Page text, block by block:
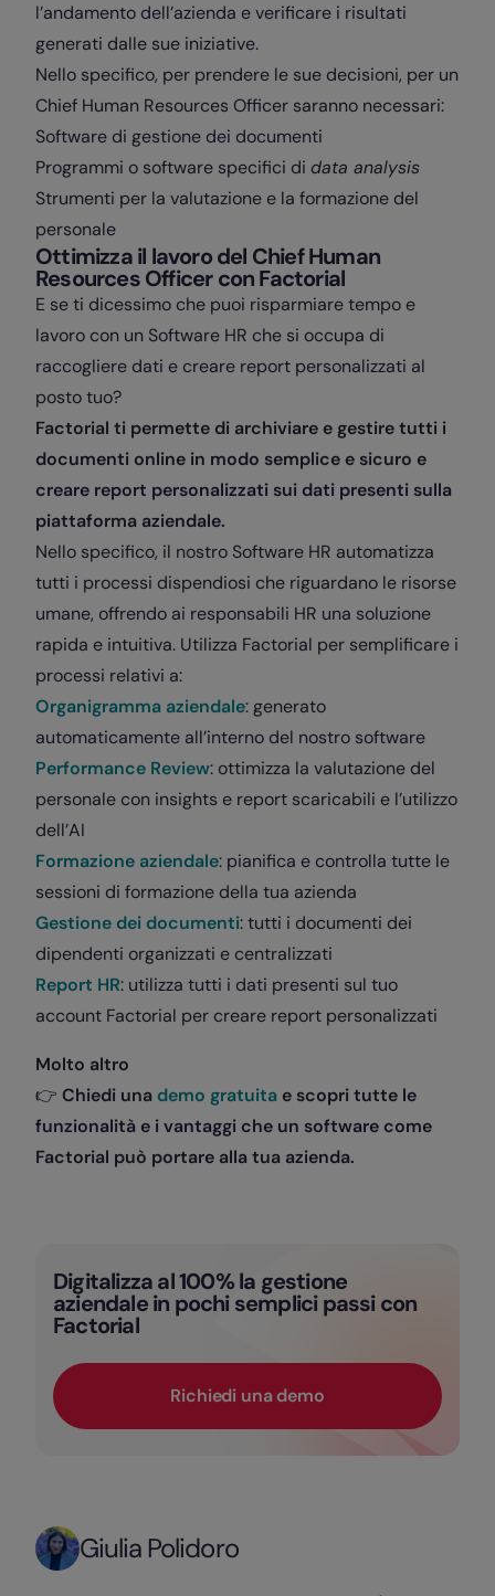
l’andamento dell’azienda e verificare i risultati
generati dalle sue iniziative.
Nello specifico, per prendere le sue decisioni, per un
Chief Human Resources Officer saranno necessari:
Software di gestione dei documenti
Programmi o software specifici di data analysis
Strumenti per la valutazione e la formazione del
personale
Ottimizza il lavoro del Chief Human
Resources Officer con Factorial
E se ti dicessimo che puoi risparmiare tempo e
lavoro con un Software HR che si occupa di
raccogliere dati e creare report personalizzati al
posto tuo?
Factorial ti permette di archiviare e gestire tutti i
documenti online in modo semplice e sicuro e
creare report personalizzati sui dati presenti sulla
piattaforma aziendale.
Nello specifico, il nostro Software HR automatizza
tutti i processi dispendiosi che riguardano le risorse
umane, offrendo ai responsabili HR una soluzione
rapida e intuitiva. Utilizza Factorial per semplificare i
processi relativi a:
Organigramma aziendale: generato
automaticamente all’interno del nostro software
Performance Review: ottimizza la valutazione del
personale con insights e report scaricabili e l’utilizzo
dell’AI
Formazione aziendale: pianifica e controlla tutte le
sessioni di formazione della tua azienda
Gestione dei documenti: tutti i documenti dei
dipendenti organizzati e centralizzati
Report HR: utilizza tutti i dati presenti sul tuo
account Factorial per creare report personalizzati
Molto altro
👉 Chiedi una demo gratuita e scopri tutte le
funzionalità e i vantaggi che un software come
Factorial può portare alla tua azienda.
Digitalizza al 100% la gestione
aziendale in pochi semplici passi con
Factorial
Richiedi una demo
Giulia Polidoro